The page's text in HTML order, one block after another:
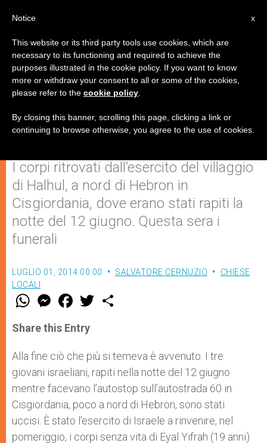
Uccisi i tre giovani israeliani.
Papa Francesco si unisce a
questo dolore "inenarrabile"
I corpi ritrovati dall’esercito del villaggio
di Halhul, a nord di Hebron in
Cisgiordania, dove erano stati rapiti la
notte del 12 giugno. Questa sera i
funerali
LUGLIO 01, 2014 00:00 SALVATORE CERNUZIO
CHIESE
LOCALI
W
t
s
p
p
M
e
s
e
g
e
r
F
a
e
b
o
k
w
r
Share this Entry
Alla fine ciò che più si temeva è avvenuto. I tre
giovani israeliani, rapiti nella notte del 12 giugno
mentre facevano l’autostop sull’autostrada 60 in
Cisgiordania, poco a nord di Hebron, sono stati
uccisi. È stato l’esercito di Israele a rinvenire, nel
pomeriggio, i corpi senza vita di Eyal Yifrah (19 anni)
x
Notice
This website or its third party tools use cookies, which are
necessary to its functioning and required to achieve the
purposes illustrated in the cookie policy. If you want to know
more or withdraw your consent to all or some of the cookies,
please refer to the cookie policy
By closing this banner, scrolling this page, clicking a link or
continuing to browse otherwise, you agree to the use of cookies.